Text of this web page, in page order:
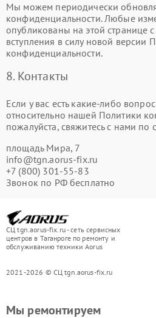
Мы можем периодически
конфиденциальности. Любые
опубликованы на этой странице
вступления в силу новой версии
конфиденциальности.
8. Контакты
Если у вас есть какие-либо
относительно нашей Политики
пожалуйста, свяжитесь с нами
площадь Мира, 7
info@tgn.aorus-fix.ru
+7 (800) 301-55-83
Звонок по РФ бесплатно
СЦ tgn.aorus-fix.ru - сеть сервисных
центров в Таганроге по ремонту и
обслуживанию техники Aorus
2021-2026 © СЦ tgn.aorus-fix.ru
Мы ремонтируем